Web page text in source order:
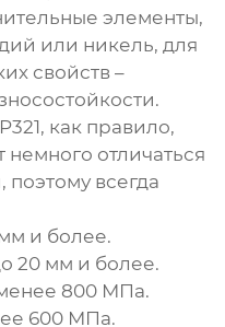
элементы,
или никель, для
свойств –
, как правило,
отличаться
всегда
и более.
20 мм и более.
800 МПа.
600 МПа.